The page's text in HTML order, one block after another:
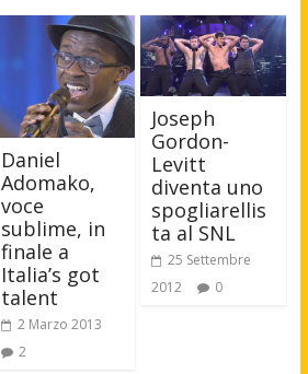
Daniel
Adomako,
voce
sublime, in
finale a
Italia’s got
talent
2 Marzo 2013
2
Joseph
Gordon-
Levitt
diventa uno
spogliarellis
ta al SNL
25 Settembre
2012
0